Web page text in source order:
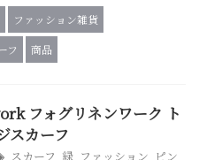
ファッション雑貨
フ
商品
フォグリネンワーク ト
スカーフ
スカーフ 緑 ファッション ピン